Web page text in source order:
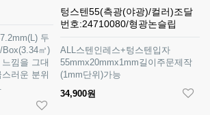
두
㎡)
낌을 그대
러운 분위
텅스텐55(측광(야광)/컬러)조달
번호:24710080/형광논슬립
ALL스텐인레스+텅스텐입자
55mmx20mmx1mm길이주문제작
(1mm단위)가능
34,900원